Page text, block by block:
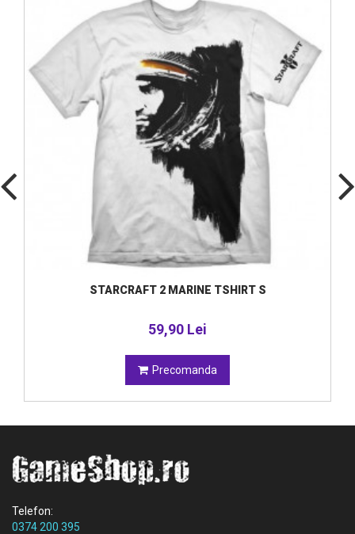
STARCRAFT 2 MARINE TSHIRT S
59,90 Lei
Precomanda
Telefon:
0374 200 395